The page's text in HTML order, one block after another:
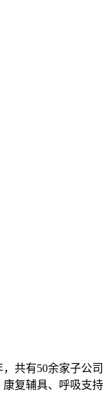
有50余家子公司
复辅具、呼吸支